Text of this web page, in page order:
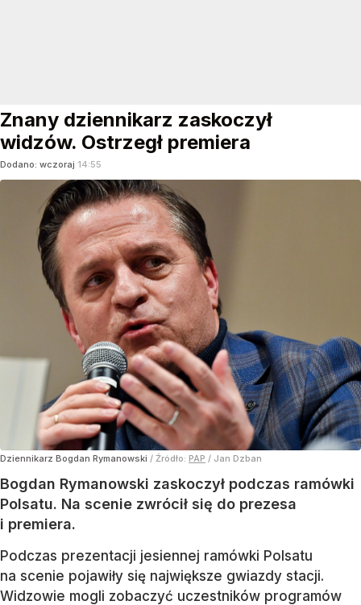
Znany dziennikarz zaskoczył
widzów. Ostrzegł premiera
Dodano: wczoraj 14:55
Dziennikarz Bogdan Rymanowski / Źródło: PAP / Jan Dzban
Bogdan Rymanowski zaskoczył podczas ramówki
Polsatu. Na scenie zwrócił się do prezesa
i premiera.
Podczas prezentacji jesiennej ramówki Polsatu
na scenie pojawiły się największe gwiazdy stacji.
Widzowie mogli zobaczyć uczestników programów